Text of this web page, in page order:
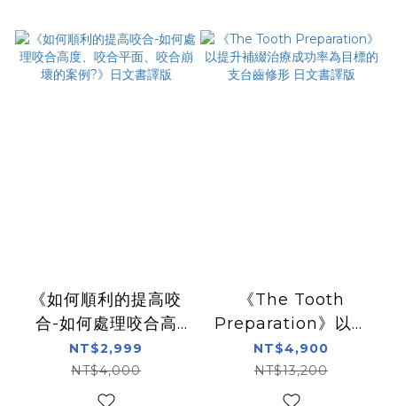
《如何順利的提高咬
合-如何處理咬合高
度、咬合平面、咬合崩
壞的案例?》日文書譯
版
NT$2,999
NT$4,000
《The Tooth
Preparation》以提
升補綴治療成功率為目
標的支台齒修形 日文
書譯版
NT$4,900
NT$13,200